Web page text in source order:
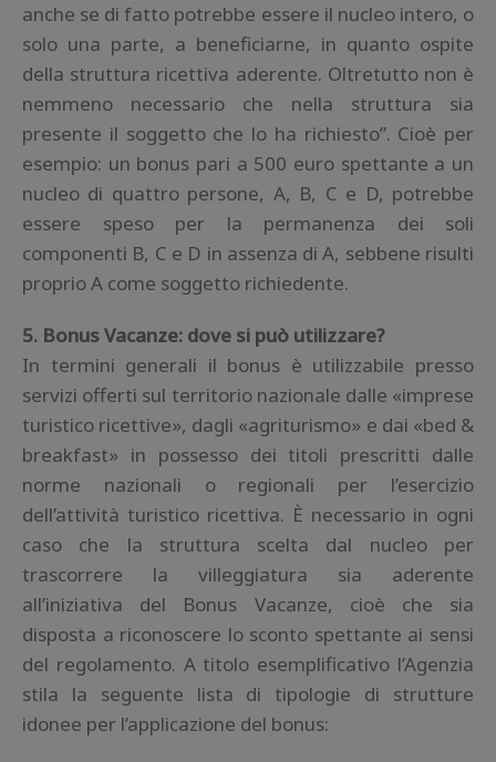
anche se di fatto potrebbe essere il nucleo intero, o
solo una parte, a beneficiarne, in quanto ospite
della struttura ricettiva aderente. Oltretutto non è
nemmeno necessario che nella struttura sia
presente il soggetto che lo ha richiesto”. Cioè per
esempio: un bonus pari a 500 euro spettante a un
nucleo di quattro persone, A, B, C e D, potrebbe
essere speso per la permanenza dei soli
componenti B, C e D in assenza di A, sebbene risulti
proprio A come soggetto richiedente.
5. Bonus Vacanze: dove si può utilizzare?
In termini generali il bonus è utilizzabile presso
servizi offerti sul territorio nazionale dalle «imprese
turistico ricettive», dagli «agriturismo» e dai «bed &
breakfast» in possesso dei titoli prescritti dalle
norme nazionali o regionali per l’esercizio
dell’attività turistico ricettiva. È necessario in ogni
caso che la struttura scelta dal nucleo per
trascorrere la villeggiatura sia aderente
all’iniziativa del Bonus Vacanze, cioè che sia
disposta a riconoscere lo sconto spettante ai sensi
del regolamento. A titolo esemplificativo l’Agenzia
stila la seguente lista di tipologie di strutture
idonee per l’applicazione del bonus: